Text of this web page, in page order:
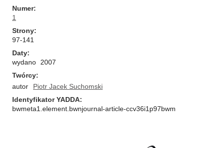
Numer
1
Strony
97-141
Daty
wydano
2007
Twórcy
autor
Piotr Jacek Suchomski
Identyfikator YADDA
bwmeta1.element.bwnjournal-article-ccv36i1p97bwm